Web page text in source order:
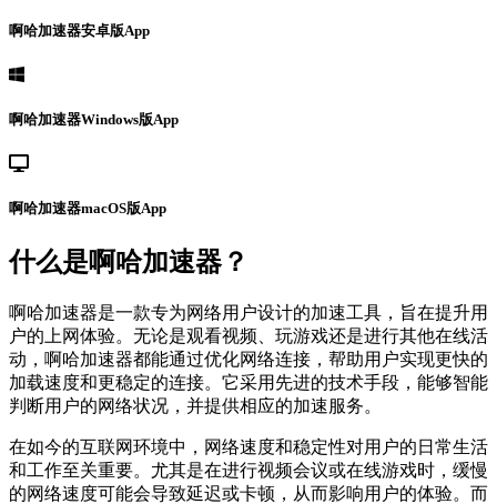
啊哈加速器安卓版App
啊哈加速器Windows版App
啊哈加速器macOS版App
什么是啊哈加速器？
啊哈加速器是一款专为网络用户设计的加速工具，旨在提升用
户的上网体验。无论是观看视频、玩游戏还是进行其他在线活
动，啊哈加速器都能通过优化网络连接，帮助用户实现更快的
加载速度和更稳定的连接。它采用先进的技术手段，能够智能
判断用户的网络状况，并提供相应的加速服务。
在如今的互联网环境中，网络速度和稳定性对用户的日常生活
和工作至关重要。尤其是在进行视频会议或在线游戏时，缓慢
的网络速度可能会导致延迟或卡顿，从而影响用户的体验。而